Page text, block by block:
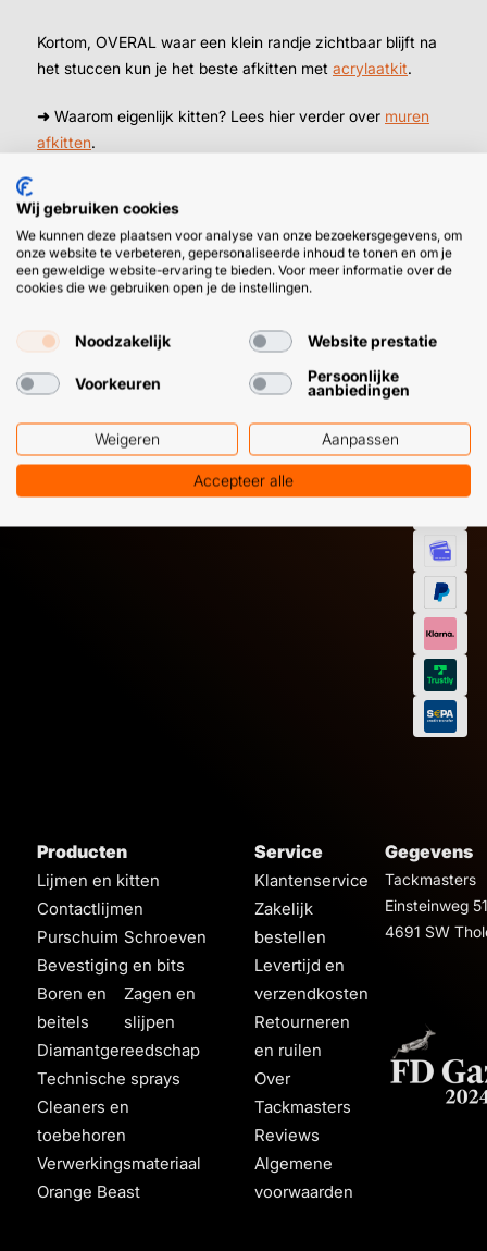
Kortom, OVERAL waar een klein randje zichtbaar blijft na
het stuccen kun je het beste afkitten met acrylaatkit.
➜ Waarom eigenlijk kitten? Lees hier verder over muren
afkitten.
Klantenservice
7224
WhatsApp
12 09 51
EN SNEL
Producten
Lijmen en kitten
Contactlijmen
Purschuim Schroeven
Bevestiging en bits
Boren en
beitels
Zagen en
slijpen
Diamantgereedschap
Technische sprays
Cleaners en
toebehoren
Verwerkingsmateriaal
Orange Beast
Service
Klantenservice
Zakelijk
bestellen
Levertijd en
verzendkosten
Retourneren
en ruilen
Over
Tackmasters
Reviews
Algemene
voorwaarden
Gegevens
Tackmasters
Einsteinweg 51
4691 SW
Wij gebruiken cookies
We kunnen deze plaatsen voor analyse van onze bezoekersgegevens, om
onze website te verbeteren, gepersonaliseerde inhoud te tonen en om je
een geweldige website-ervaring te bieden. Voor meer informatie over de
cookies die we gebruiken open je de instellingen.
Noodzakelijk Website prestatie
Voorkeuren
Persoonlijke
aanbiedingen
Weigeren Aanpassen
Accepteer alle